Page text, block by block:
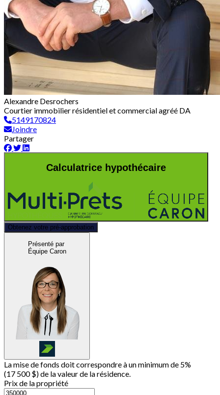
Alexandre Desrochers
Courtier immobilier résidentiel et commercial agréé DA
5149170824
Joindre
Partager
Calculatrice hypothécaire
Obtenez votre pré-approbation
Présenté par
Équipe Caron
La mise de fonds doit correspondre à un minimum de 5%
(17 500 $) de la valeur de la résidence.
Prix de la propriété